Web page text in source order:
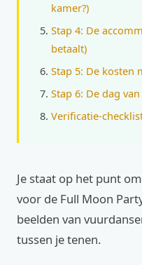
kamer?)
Stap 4: De
betaalt)
Stap 5: De kosten
Stap 6: De dag
Verificatie-
Je staat op het punt
voor de Full Moon
beelden van
tussen je tenen.